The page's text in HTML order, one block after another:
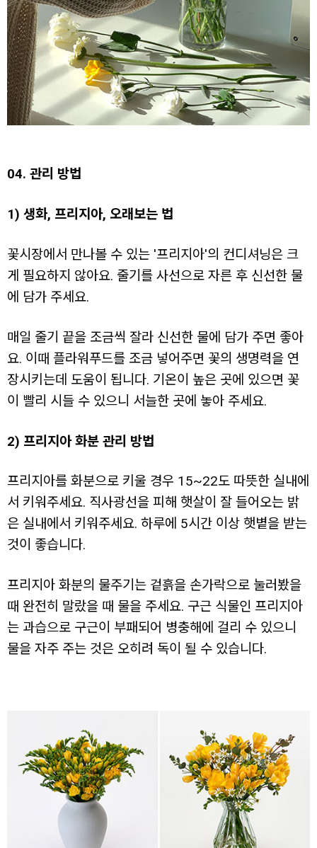
04. 관리 방법
1) 생화, 프리지아, 오래보는 법
꽃시장에서 만나볼 수 있는 '프리지아'의 컨디셔닝은 크
게 필요하지 않아요. 줄기를 사선으로 자른 후 신선한 물
에 담가 주세요.
매일 줄기 끝을 조금씩 잘라 신선한 물에 담가 주면 좋아
요. 이때 플라워푸드를 조금 넣어주면 꽃의 생명력을 연
장시키는데 도움이 됩니다. 기온이 높은 곳에 있으면 꽃
이 빨리 시들 수 있으니 서늘한 곳에 놓아 주세요.
2) 프리지아 화분 관리 방법
프리지아를 화분으로 키울 경우 15~22도 따뜻한 실내에
서 키워주세요. 직사광선을 피해 햇살이 잘 들어오는 밝
은 실내에서 키워주세요. 하루에 5시간 이상 햇볕을 받는
것이 좋습니다.
프리지아 화분의 물주기는 겉흙을 손가락으로 눌러봤을
때 완전히 말랐을 때 물을 주세요. 구근 식물인 프리지아
는 과습으로 구근이 부패되어 병충해에 걸리 수 있으니
물을 자주 주는 것은 오히려 독이 될 수 있습니다.